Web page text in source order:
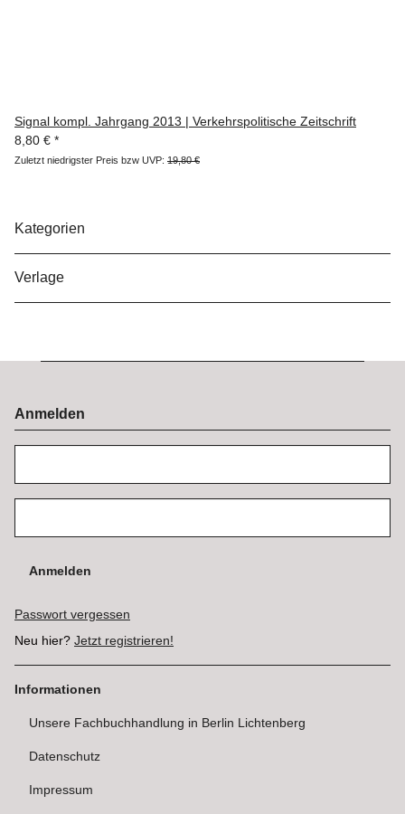
Signal kompl. Jahrgang 2013 | Verkehrspolitische Zeitschrift
8,80 € *
Zuletzt niedrigster Preis bzw UVP: 19,80 €
Kategorien
Verlage
Anmelden
Anmelden
Passwort vergessen
Neu hier? Jetzt registrieren!
Informationen
Unsere Fachbuchhandlung in Berlin Lichtenberg
Datenschutz
Impressum